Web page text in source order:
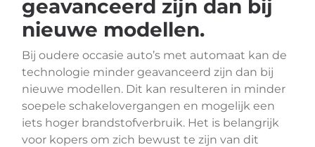
geavanceerd zijn dan bij
nieuwe modellen.
Bij oudere occasie auto’s met automaat kan de
technologie minder geavanceerd zijn dan bij
nieuwe modellen. Dit kan resulteren in minder
soepele schakelovergangen en mogelijk een
iets hoger brandstofverbruik. Het is belangrijk
voor kopers om zich bewust te zijn van dit